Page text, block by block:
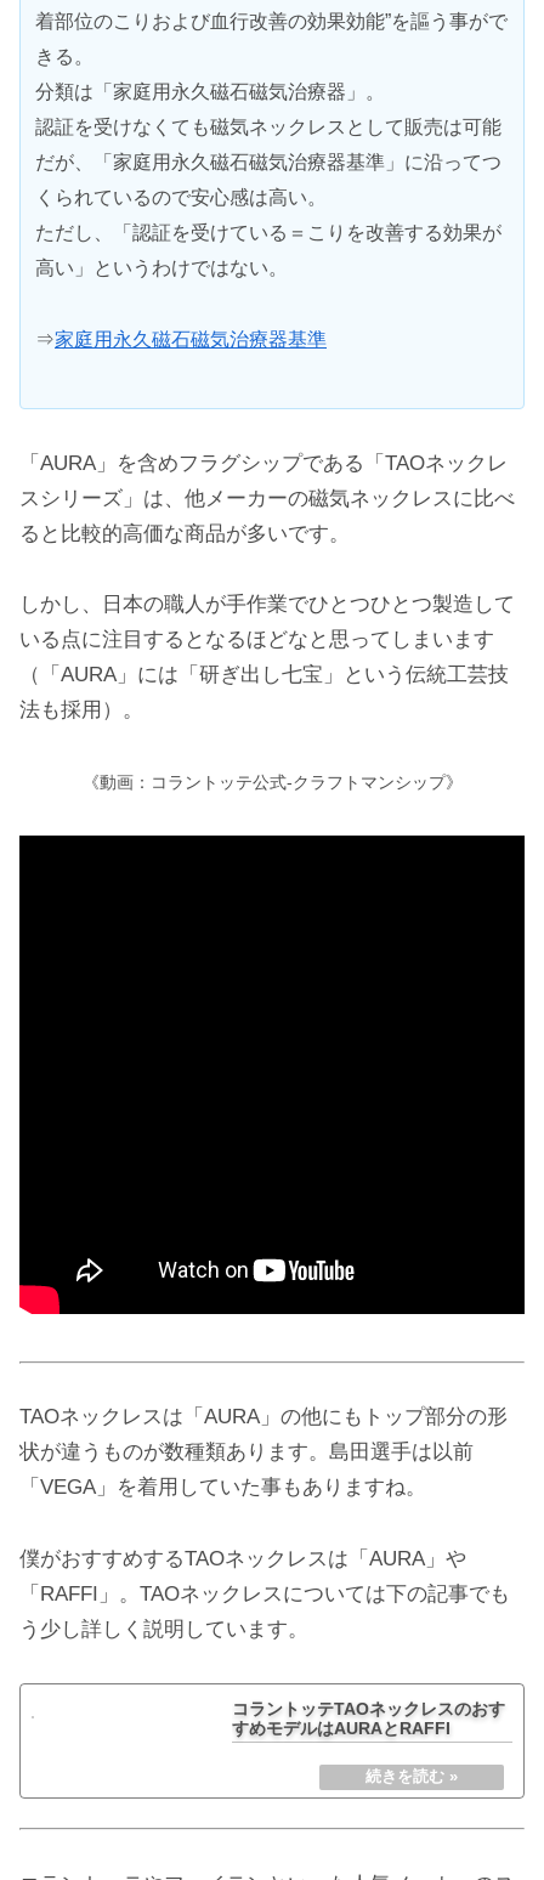
着部位のこりおよび血行改善の効果効能”を謳う事がで
きる。
分類は「家庭用永久磁石磁気治療器」。
認証を受けなくても磁気ネックレスとして販売は可能
だが、「家庭用永久磁石磁気治療器基準」に沿ってつ
くられているので安心感は高い。
ただし、「認証を受けている＝こりを改善する効果が
高い」というわけではない。
⇒家庭用永久磁石磁気治療器基準
「AURA」を含めフラグシップである「TAOネックレ
スシリーズ」は、他メーカーの磁気ネックレスに比べ
ると比較的高価な商品が多いです。
しかし、日本の職人が手作業でひとつひとつ製造して
いる点に注目するとなるほどなと思ってしまいます
（「AURA」には「研ぎ出し七宝」という伝統工芸技
法も採用）。
《動画：コラントッテ公式-クラフトマンシップ》
TAOネックレスは「AURA」の他にもトップ部分の形
状が違うものが数種類あります。島田選手は以前
「VEGA」を着用していた事もありますね。
僕がおすすめするTAOネックレスは「AURA」や
「RAFFI」。TAOネックレスについては下の記事でも
う少し詳しく説明しています。
コラントッテTAOネックレスのおす
すめモデルはAURAとRAFFI